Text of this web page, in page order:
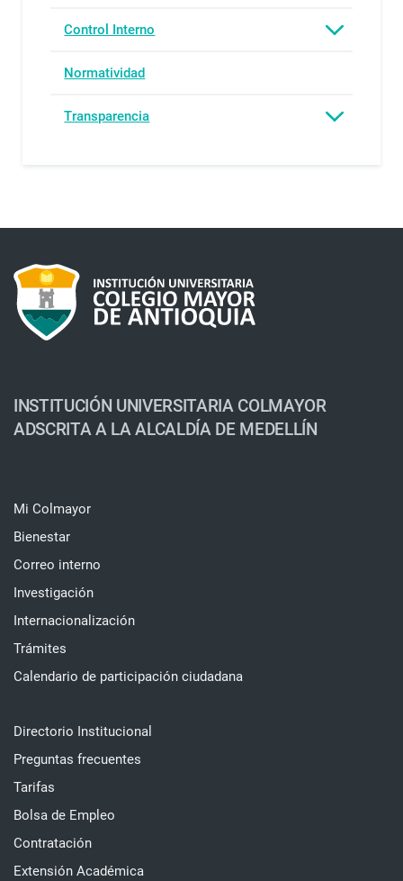
Control Interno
Normatividad
Transparencia
INSTITUCIÓN UNIVERSITARIA COLMAYOR
ADSCRITA A LA ALCALDÍA DE MEDELLÍN
Mi Colmayor
Bienestar
Correo interno
Investigación
Internacionalización
Trámites
Calendario de participación ciudadana
Directorio Institucional
Preguntas frecuentes
Tarifas
Bolsa de Empleo
Contratación
Extensión Académica